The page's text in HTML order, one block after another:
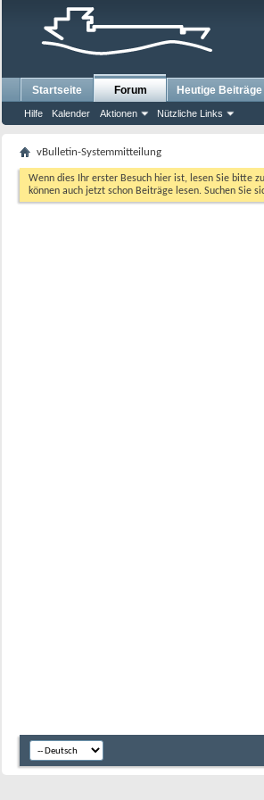
Startseite Forum
Hilfe Kalender Aktionen Nützliche Links
Heutige Beiträge
vBulletin-Systemmitteilung
Wenn dies Ihr erster Besuch hier ist, lesen Sie bitte
können auch jetzt schon Beiträge lesen. Suchen Sie